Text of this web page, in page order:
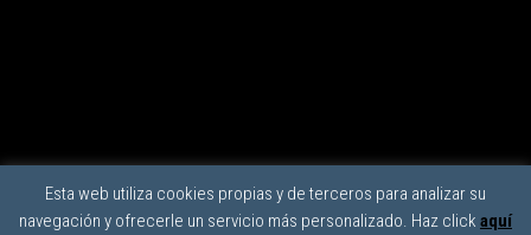
Esta web utiliza cookies propias y de terceros para analizar su
navegación y ofrecerle un servicio más personalizado. Haz click aquí